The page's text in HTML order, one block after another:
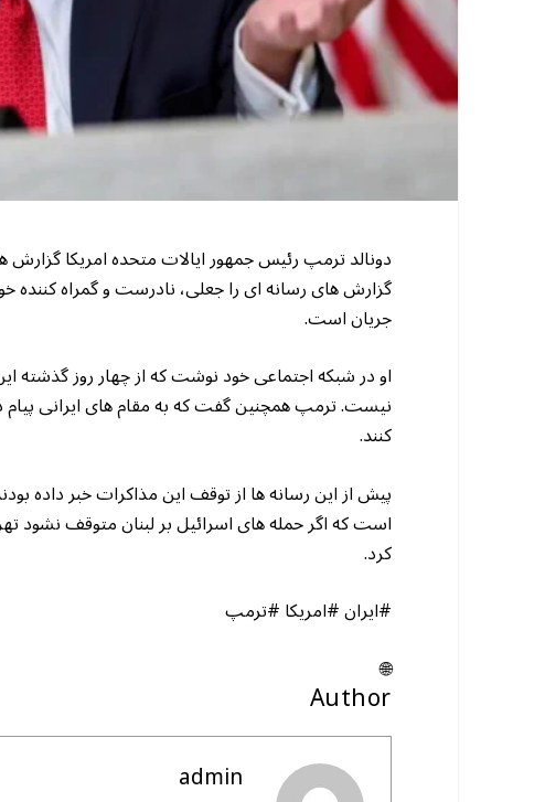
دونالد ترمپ رئیس جمهور ایالات متحده امریکا گزارش
گزارش های رسانه ای را جعلی، نادرست و گمراه کننده
جریان است.
او در شبکه اجتماعی خود نوشت که از چهار روز گذشته
نیست. ترمپ همچنین گفت که به مقام های ایرانی پیام
کنند.
پیش از این رسانه ها از توقف این مذاکرات خبر داده
است که اگر حمله های اسرائیل بر لبنان متوقف نشود
کرد.
#ایران #امریکا #ترمپ
🌐
Author
admin